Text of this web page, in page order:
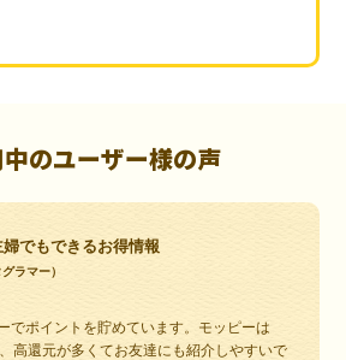
のユーザー様の声
婦でもできるお得情報
グラマー）
でポイントを貯めています。モッピーは
高還元が多くてお友達にも紹介しやすいで